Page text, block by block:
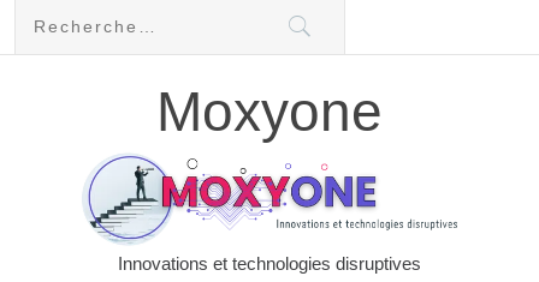
Moxyone
Innovations et technologies disruptives